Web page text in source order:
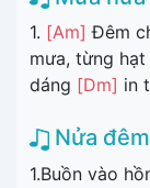
1. [Am] Đêm
mưa, từng hạt
dáng [Dm] in
Nửa
1.Buồn vào